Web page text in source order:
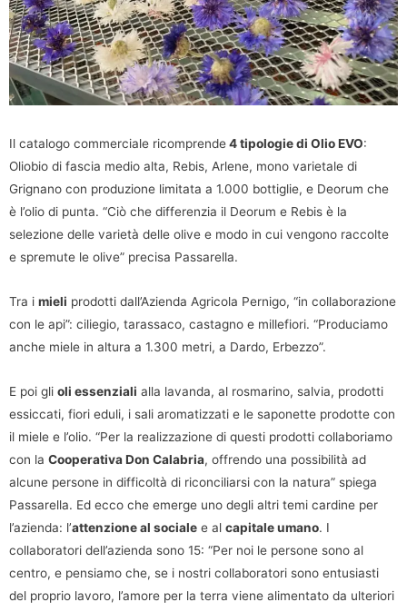
Il catalogo commerciale ricomprende4 tipologie di Olio EVO:
Oliobio di fascia medio alta, Rebis, Arlene, mono varietale di
Grignano con produzione limitata a 1.000 bottiglie, e Deorum che
è l’olio di punta. “Ciò che differenzia il Deorum e Rebis è la
selezione delle varietà delle olive e modo in cui vengono raccolte
e spremute le olive” precisa Passarella.
Tra i mieli prodotti dall’Azienda Agricola Pernigo, “in collaborazione
con le api”: ciliegio, tarassaco, castagno e millefiori. “Produciamo
anche miele in altura a 1.300 metri, a Dardo, Erbezzo”.
E poi gli oli essenziali alla lavanda, al rosmarino, salvia, prodotti
essiccati, fiori eduli, i sali aromatizzati e le saponette prodotte con
il miele e l’olio. “Per la realizzazione di questi prodotti collaboriamo
con la Cooperativa Don Calabria, offrendo una possibilità ad
alcune persone in difficoltà di riconciliarsi con la natura” spiega
Passarella. Ed ecco che emerge uno degli altri temi cardine per
l’azienda: l’attenzione al sociale e al capitale umano. I
collaboratori dell’azienda sono 15: “Per noi le persone sono al
centro, e pensiamo che, se i nostri collaboratori sono entusiasti
del proprio lavoro, l’amore per la terra viene alimentato da ulteriori